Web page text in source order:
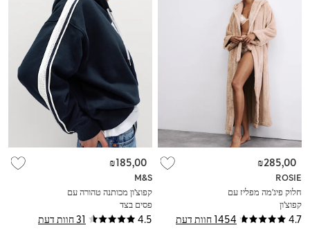
4.7 1454 חוות דעת
ROSIE
חלוק פיג'מה מפליז עם
קפוצ'ון
₪285,00
4.5 31 חוות דעת
M&S
קפוצ'ון מכותנה טהורה עם
פסים בצד
₪185,00